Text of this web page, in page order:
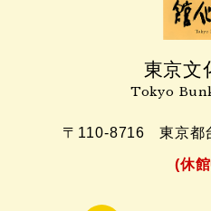
東京文
Tokyo
〒110-8716 東京都
(休